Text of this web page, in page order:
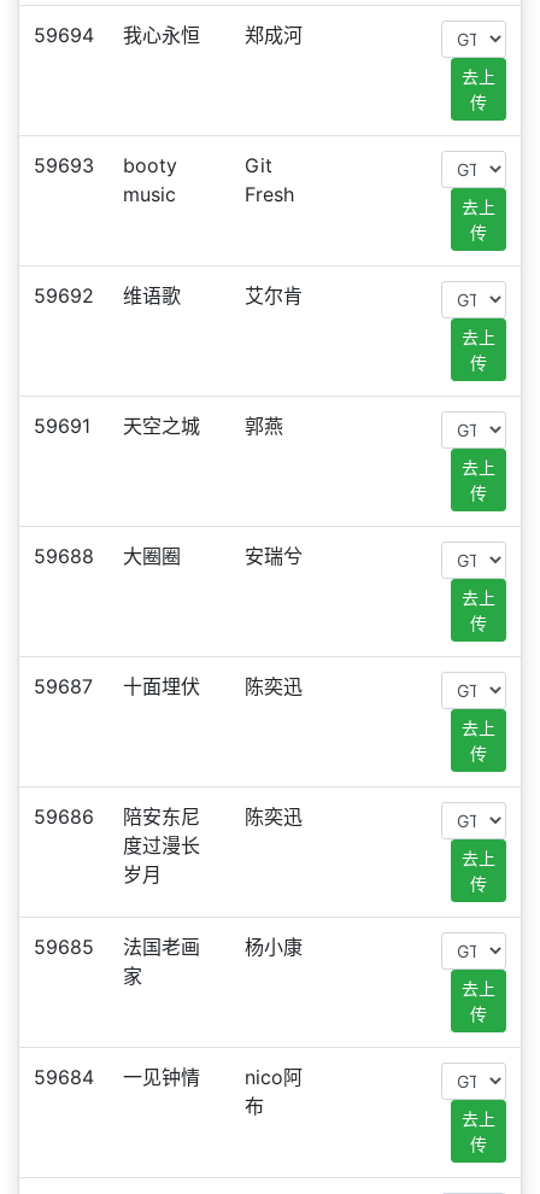
59694 我心永恒 郑成河
去上
传
59693
booty
music
Git
Fresh
去上
传
59692 维语歌 艾尔肯
去上
传
59691 天空之城 郭燕
去上
传
59688 大圈圈 安瑞兮
去上
传
59687 十面埋伏 陈奕迅
去上
传
59686
陪安东尼
度过漫长
岁月
陈奕迅
去上
传
59685
法国老画
家
杨小康
去上
传
59684 一见钟情
nico阿
布
去上
传